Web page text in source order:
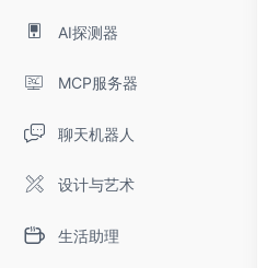
AI探测器
MCP服务器
聊天机器人
设计与艺术
生活助理